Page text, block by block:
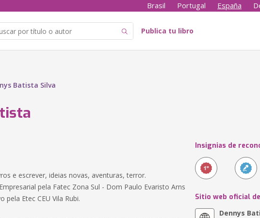
Brasil Portugal España
Publica tu libro
Batista Silva
e escrever, ideias novas, aventuras, terror.
pela Fatec Zona Sul - Dom Paulo Evaristo Arns
pela Etec CEU Vila Rubi.
Insignias de
Sitio web oficial
Dennys